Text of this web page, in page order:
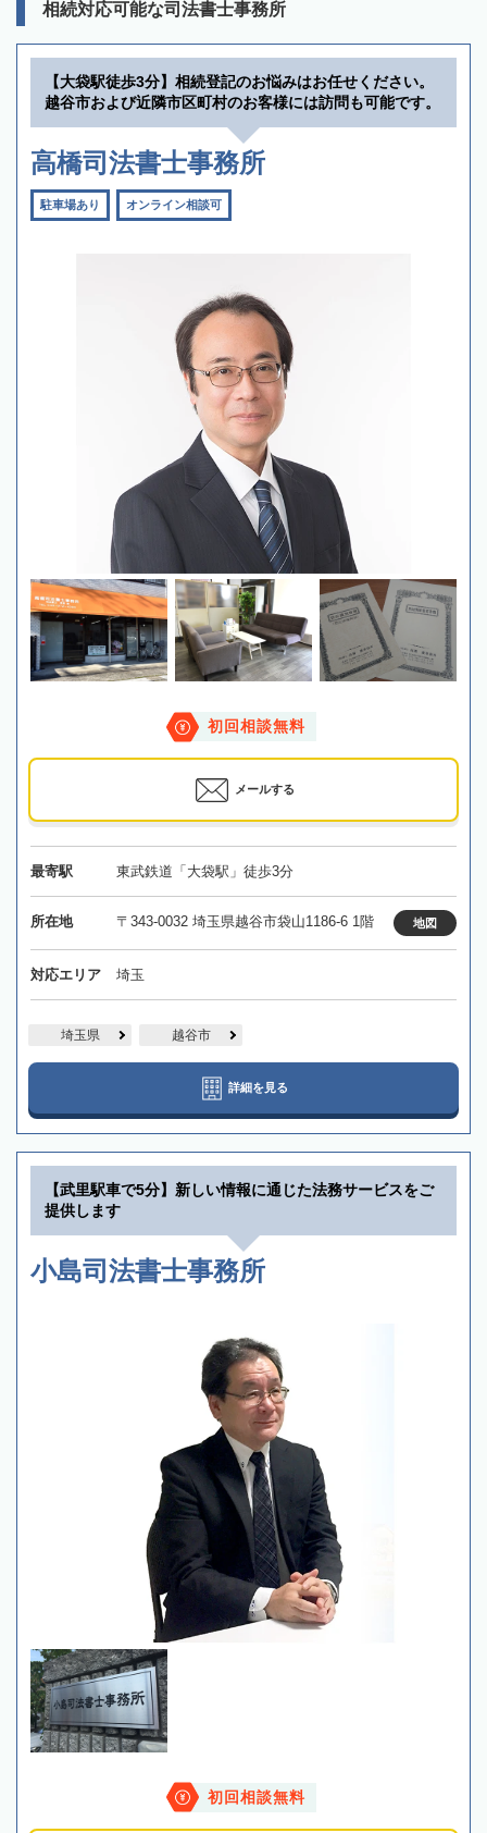
相続対応可能な司法書士事務所
【大袋駅徒歩3分】相続登記のお悩みはお任せください。
越谷市および近隣市区町村のお客様には訪問も可能です。
高橋司法書士事務所
駐車場あり オンライン相談可
初回相談無料
メールする
最寄駅 東武鉄道「大袋駅」徒歩3分
所在地 〒343-0032 埼玉県越谷市袋山1186-6 1階 地図
対応エリア 埼玉
埼玉県 越谷市
詳細を見る
【武里駅車で5分】新しい情報に通じた法務サービスをご
提供します
小島司法書士事務所
初回相談無料